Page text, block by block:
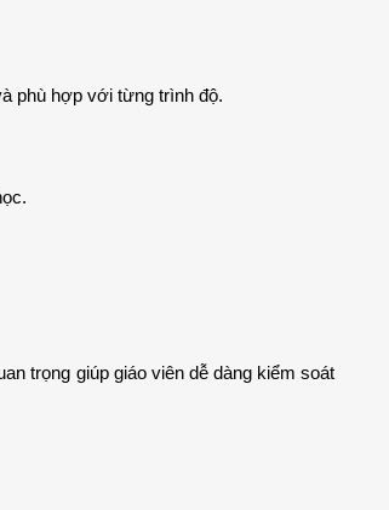
phù hợp với từng trình độ.
trọng giúp giáo viên dễ dàng kiểm soát